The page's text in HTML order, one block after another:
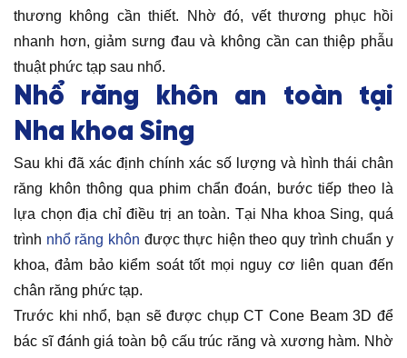
thương không cần thiết. Nhờ đó, vết thương phục hồi
nhanh hơn, giảm sưng đau và không cần can thiệp phẫu
thuật phức tạp sau nhổ.
Nhổ răng khôn an toàn tại
Nha khoa Sing
Sau khi đã xác định chính xác số lượng và hình thái chân
răng khôn thông qua phim chẩn đoán, bước tiếp theo là
lựa chọn địa chỉ điều trị an toàn. Tại Nha khoa Sing, quá
trình nhổ răng khôn được thực hiện theo quy trình chuẩn y
khoa, đảm bảo kiểm soát tốt mọi nguy cơ liên quan đến
chân răng phức tạp.
Trước khi nhổ, bạn sẽ được chụp CT Cone Beam 3D để
bác sĩ đánh giá toàn bộ cấu trúc răng và xương hàm. Nhờ